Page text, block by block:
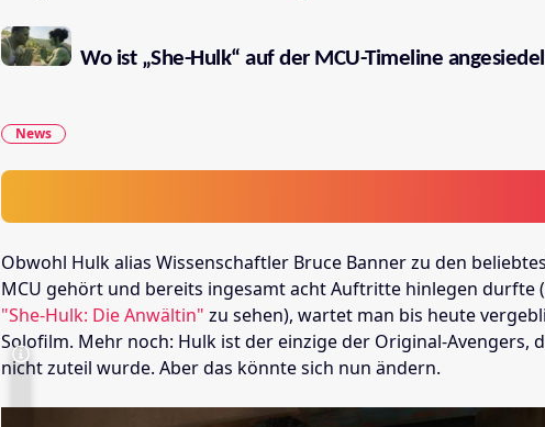
Wo ist „She-Hulk“ auf der MCU-Timeline
News
Obwohl Hulk alias Wissenschaftler Bruce Banner zu den
MCU gehört und bereits ingesamt acht Auftritte hinlegen durfte
"She-Hulk: Die Anwältin" zu sehen), wartet man bis heute
Solofilm. Mehr noch: Hulk ist der einzige der Original-Avengers,
nicht zuteil wurde. Aber das könnte sich nun ändern.